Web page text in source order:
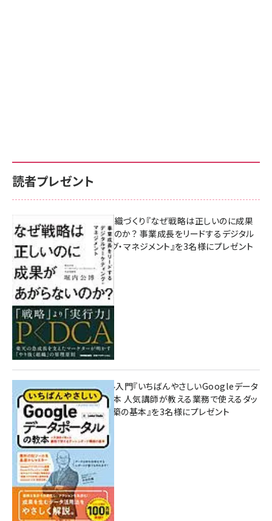
読者プレゼント
成果を生む組織づくり『なぜ戦略は正しいのに成果
があがらないのか？ 事業成長をリードするデジタル
マーケティング・マネジメント』を3名様にプレゼント
10:00
無料BIツール入門『いちばんやさしいGoogleデータ
ポータルの教本 人気講師が教える業務で使えるダッ
シュボード構築の基本』を3名様にプレゼント
7月31日 10:00